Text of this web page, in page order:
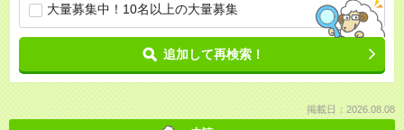
大量募集中！10名以上の大量募集
追加して再検索！
掲載日：2026.08.08